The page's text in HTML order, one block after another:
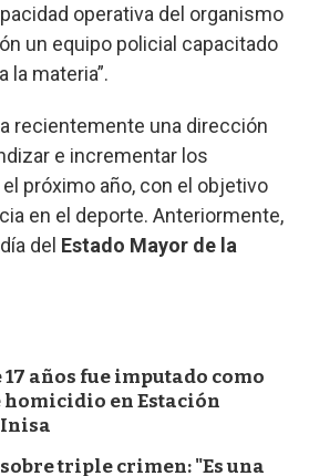
operativa del organismo
un equipo policial capacitado
la materia”.
recientemente una dirección
e incrementar los
próximo año, con el objetivo
en el deporte. Anteriormente,
del Estado Mayor de la
años fue imputado como
en Estación
triple crimen: "Es una